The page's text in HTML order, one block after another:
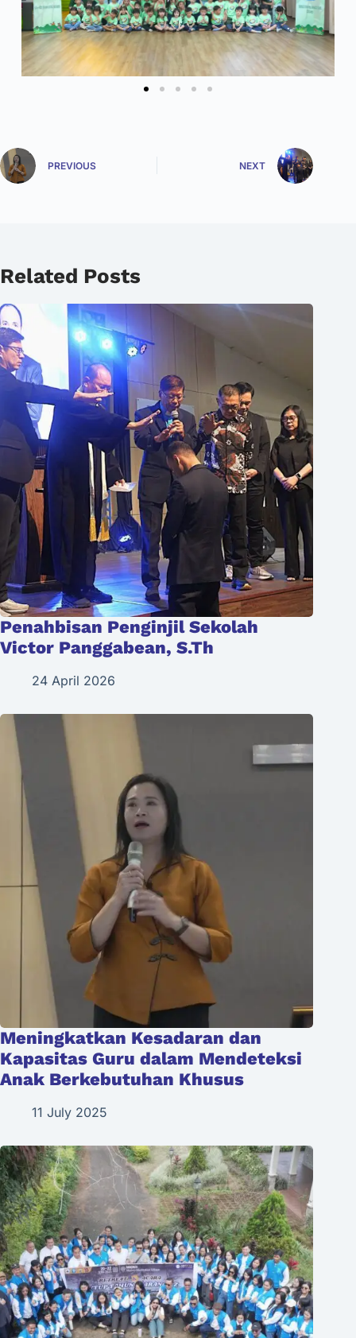
PREVIOUS NEXT
Related Posts
Penahbisan Penginjil Sekolah
Victor Panggabean, S.Th
24 April 2026
Meningkatkan Kesadaran dan
Kapasitas Guru dalam Mendeteksi
Anak Berkebutuhan Khusus
11 July 2025